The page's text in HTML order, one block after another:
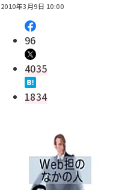
2010年3月9日 10:00
96
4035
1834